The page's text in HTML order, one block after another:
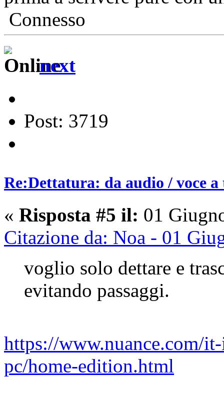
Connesso
next
Post: 3719
Re:Dettatura: da audio / voce a
« Risposta #5 il: 01
Citazione da: Noa - 01
voglio solo dettare e
evitando passaggi.
https://www.nuance.com/
pc/home-edition.html